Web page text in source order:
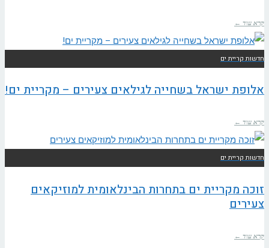
קרא עוד ←
חדשות קריית ים
אלופת ישראל בשחייה לגילאים צעירים – מקריית ים!
קרא עוד ←
חדשות קריית ים
זוכה מקריית ים בתחרות הבינלאומית למוזיקאים
צעירים
קרא עוד ←